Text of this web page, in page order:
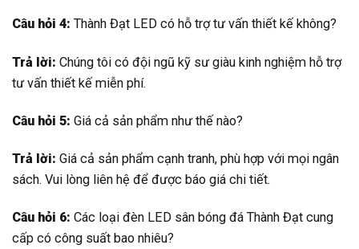
Câu hỏi 4: Thành Đạt LED có hỗ trợ tư vấn thiết kế không?
Trả lời: Chúng tôi có đội ngũ kỹ sư giàu kinh nghiệm hỗ trợ
tư vấn thiết kế miễn phí.
Câu hỏi 5: Giá cả sản phẩm như thế nào?
Trả lời: Giá cả sản phẩm cạnh tranh, phù hợp với mọi ngân
sách. Vui lòng liên hệ để được báo giá chi tiết.
Câu hỏi 6: Các loại đèn LED sân bóng đá Thành Đạt cung
cấp có công suất bao nhiêu?